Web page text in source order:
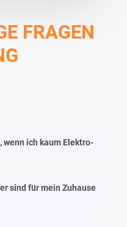
FRAGEN
wenn ich kaum Elektro-
sind für mein Zuhause